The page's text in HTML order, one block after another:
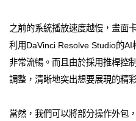
之前的系統播放速度越慢，畫面
利用DaVinci Resolve Studio的
非常流暢。而且由於採用推桿控
調整，清晰地突出想要展現的精
當然，我們可以將部分操作外包